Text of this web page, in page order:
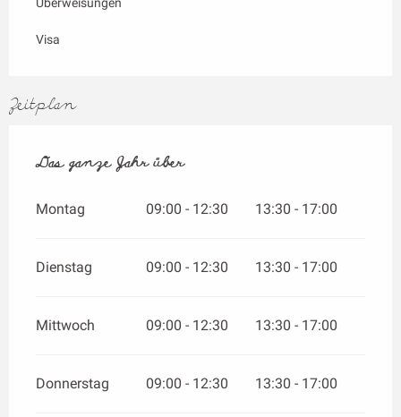
Visa
Zeitplan
Das ganze Jahr über
Das ganze Jahr über
Montag 09:00 - 12:30 13:30 - 17:00
Dienstag 09:00 - 12:30 13:30 - 17:00
Mittwoch 09:00 - 12:30 13:30 - 17:00
Donnerstag 09:00 - 12:30 13:30 - 17:00